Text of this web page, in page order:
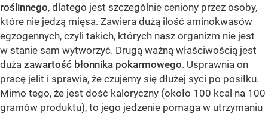
roślinnego, dlatego jest szczególnie ceniony przez osoby,
które nie jedzą mięsa. Zawiera dużą ilość aminokwasów
egzogennych, czyli takich, których nasz organizm nie jest
w stanie sam wytworzyć. Drugą ważną właściwością jest
duża zawartość błonnika pokarmowego. Usprawnia on
pracę jelit i sprawia, że czujemy się dłużej syci po posiłku.
Mimo tego, że jest dość kaloryczny (około 100 kcal na 100
gramów produktu), to jego jedzenie pomaga w utrzymaniu